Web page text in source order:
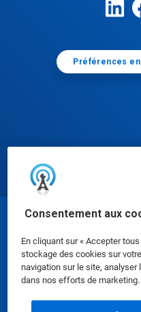
Consentement aux
En cliquant sur « Accepter
stockage des cookies sur
navigation sur le site, analyser
dans nos efforts de marketing.
Préférences
Fiches signalétiques|